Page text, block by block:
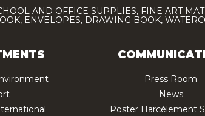
AND OFFICE SUPPLIES, FINE ART
ENVELOPES, DRAWING BOOK,
Press Room
News
Poster Harcèlement